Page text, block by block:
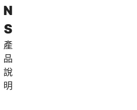
N
S
產
品
說
明